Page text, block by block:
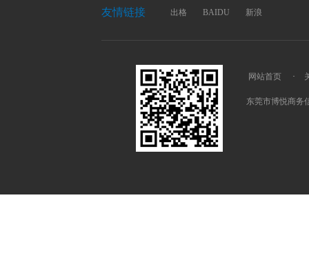
友情链接 出格 BAIDU 新浪
网站首页 ·
东莞市博悦商务